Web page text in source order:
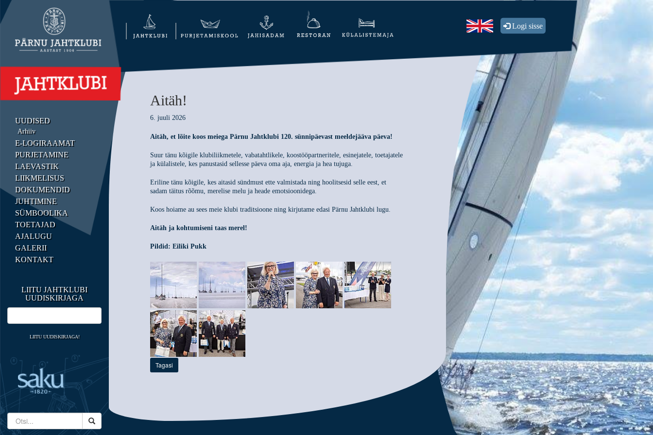
UUDISED
Arhiiv
E-LOGIRAAMAT
PURJETAMINE
LAEVASTIK
LIIKMELISUS
DOKUMENDID
JUHTIMINE
SÜMBOOLIKA
TOETAJAD
AJALUGU
GALERII
KONTAKT
LIITU JAHTKLUBI
UUDISKIRJAGA
LIITU UUDISKIRJAGA!
Logi sisse
Aitäh!
6. juuli 2026
Aitäh, et lõite koos meiega Pärnu Jahtklubi 120. sünnipäevast meeldejääva päeva!
Suur tänu kõigile klubiliikmetele, vabatahtlikele, koostööpartneritele, esinejatele, toetajatele
ja külalistele, kes panustasid sellesse päeva oma aja, energia ja hea tujuga.
Eriline tänu kõigile, kes aitasid sündmust ette valmistada ning hoolitsesid selle eest, et
sadam täitus rõõmu, merelise melu ja heade emotsioonidega.
Koos hoiame au sees meie klubi traditsioone ning kirjutame edasi Pärnu Jahtklubi lugu.
Aitäh ja kohtumiseni taas merel!
Pildid: Eiliki Pukk
Tagasi